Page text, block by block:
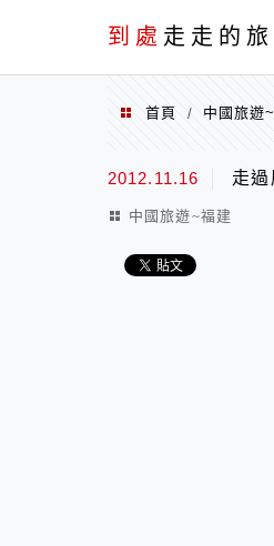
到處 走走的
首頁 / 中國旅遊
2012.11.16 走過
中國旅遊~福建